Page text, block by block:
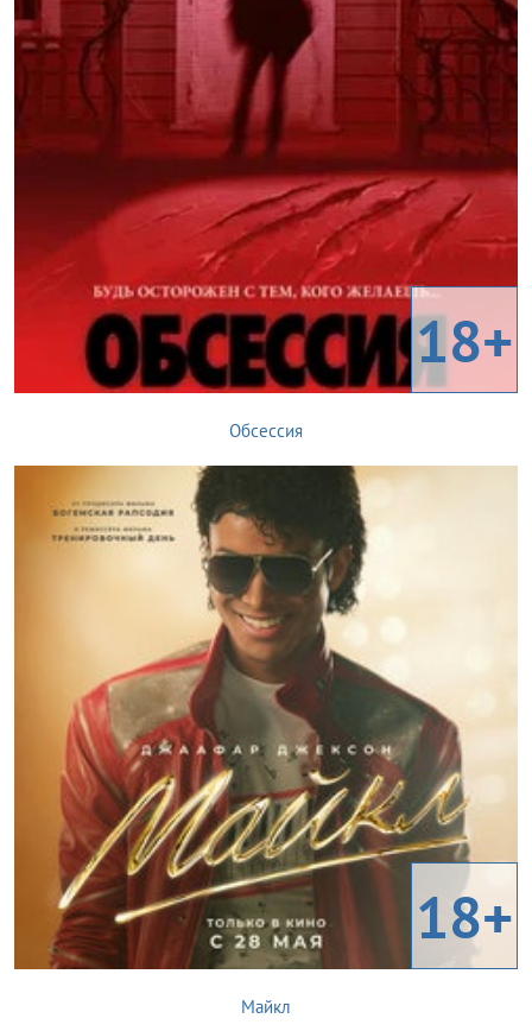
18+
Обсессия
18+
Майкл